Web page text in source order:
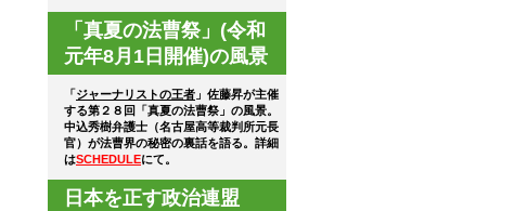
「真夏の法曹祭」(令和
元年8月1日開催)の風景
「ジャーナリストの王者 」佐藤昇が主催
する第２８回「真夏の法曹祭」の風景。
中込秀樹弁護士（名古屋高等裁判所元長
官）が法曹界の秘密の裏話を語る。詳細
はSCHEDULEにて。
日本を正す政治連盟